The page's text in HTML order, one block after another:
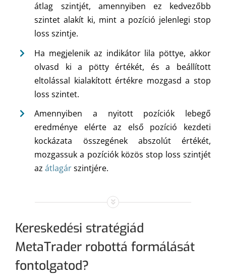
átlag szintjét, amennyiben ez kedvezőbb
szintet alakít ki, mint a pozíció jelenlegi stop
loss szintje.
Ha megjelenik az indikátor lila pöttye, akkor
olvasd ki a pötty értékét, és a beállított
eltolással kialakított értékre mozgasd a stop
loss szintet.
Amennyiben a nyitott pozíciók lebegő
eredménye elérte az első pozíció kezdeti
kockázata összegének abszolút értékét,
mozgassuk a pozíciók közös stop loss szintjét
azátlagárszintjére.
Kereskedési stratégiád
MetaTrader robottá formálását
fontolgatod?